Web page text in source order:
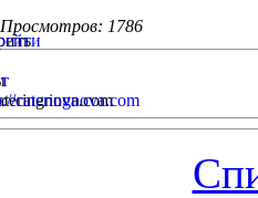
Просмотров: 1786